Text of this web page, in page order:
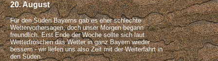
20. August
Für den Süden Bayerns gab es eher schlechte
Wettervorhersagen, doch unser Morgen begann
freundlich. Erst Ende der Woche sollte sich laut
Wetterfröschen das Wetter in ganz Bayern wieder
bessern - wir liefen uns also Zeit mit der Weiterfahrt in
den Süden.